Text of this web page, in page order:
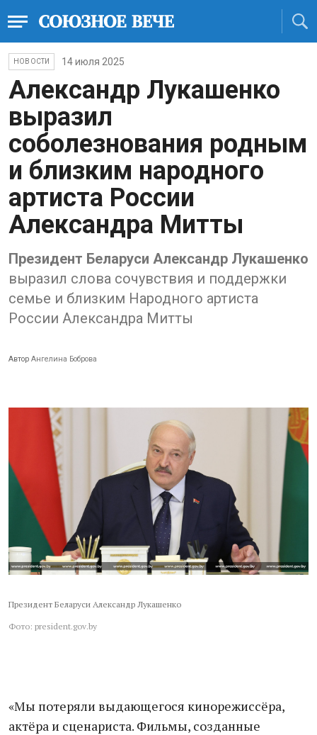
НОВОСТИ 14 июля 2025
Александр Лукашенко
выразил
соболезнования родным
и близким народного
артиста России
Александра Митты
Президент Беларуси Александр Лукашенко
выразил слова сочувствия и поддержки
семье и близким Народного артиста
России Александра Митты
Автор Ангелина Боброва
Президент Беларуси Александр Лукашенко
Фото: president.gov.by
«Мы потеряли выдающегося кинорежиссёра,
актёра и сценариста. Фильмы, созданные